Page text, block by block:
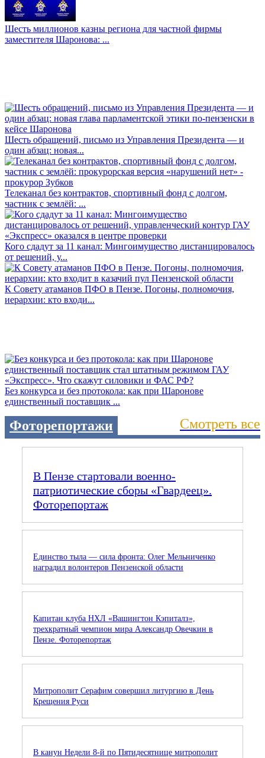
Шесть миллионов казны региона для частной фирмы
заместителя Шаронова: ...
Шесть обращений, письмо из Управления Президента — и
один абзац: новая...
Телеканал без контрактов, спортивный фонд с долгом,
частник с землёй: ...
Кого сдадут за 11 канал: Мингоимущество дистанцировалось
от решений, у...
К Совету атаманов ПФО в Пензе. Погоны, полномочия,
иерархии: кто входи...
Без конкурса и без протокола: как при Шаронове
единственный поставщик ...
Фоторепортажи Смотреть все
В Пензе стартовали военно-
патриотические сборы «Гвардеец».
Фоторепортаж
Единство тыла — сила фронта: Олег Мельниченко
наградил волонтеров Пензенской области
Капитан клуба НХЛ «Вашингтон Кэпиталз»,
трехкратный чемпион мира Александр Овечкин в
Пензе. Фоторепортаж
Митрополит Серафим совершил литургию в День
Крещения Руси
В канун Недели 8-й по Пятидесятнице митрополит